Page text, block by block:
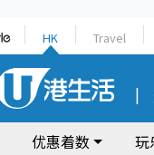
HK Travel
优惠着数 玩